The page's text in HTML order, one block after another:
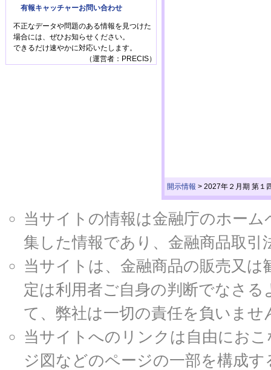
開示情報 > 2027年２月期 第１
有報キャッチャーお問い合わせ
不正なデータや問題のある情報を見つけた
場合には、ぜひお知らせください。
できるだけ速やかに対応いたします。
（運営者：PRECIS）
当サイトの情報は金融庁のホー
集した情報であり、金融商品取
当サイトは、金融商品の販売又
定は利用者ご自身の判断でなさ
て、弊社は一切の責任を負いませ
当サイトへのリンクは自由にお
ジ図などのページの一部を構成